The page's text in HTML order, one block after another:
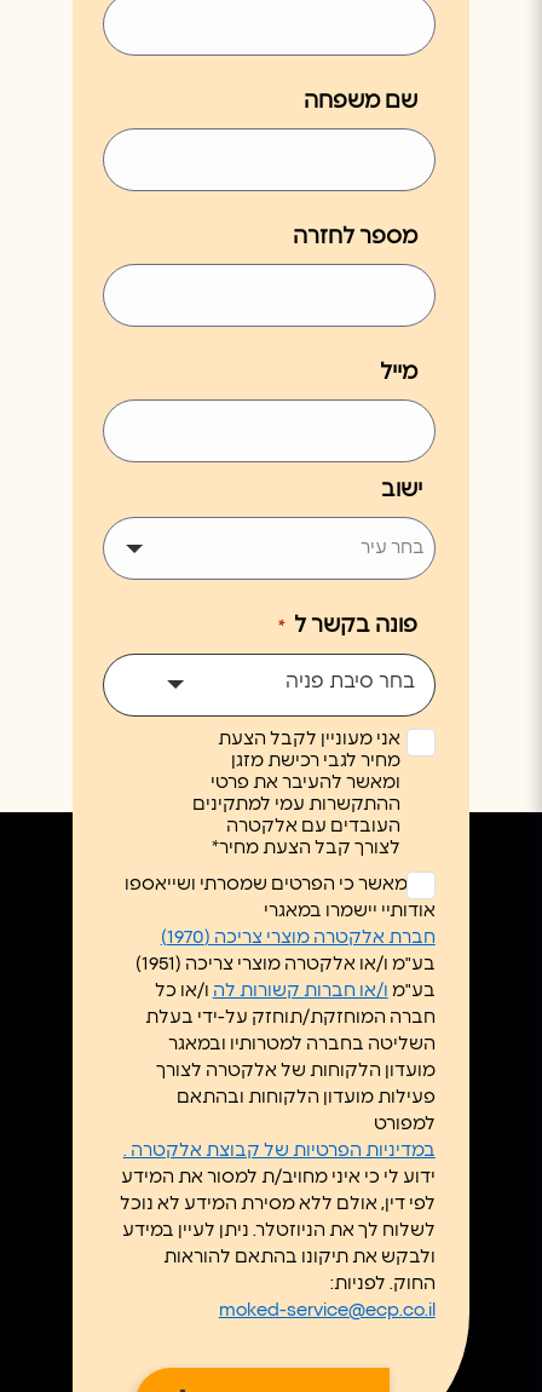
שם משפחה
מספר לחזרה
מייל
ישוב
פונה בקשר ל *
בחר סיבת פניה
אני מעוניין לקבל הצעת
מחיר לגבי רכישת מזגן
ומאשר להעיבר את פרטי
ההתקשרות עמי למתקינים
העובדים עם אלקטרה
לצורך קבל הצעת מחיר*
ללא
כותרת
*
אני מאשר כי הפרטים שמסרתי ושייאספו
אודותיי יישמרו במאגרי
חברת אלקטרה מוצרי צריכה (1970)
בע"מ ו/או אלקטרה מוצרי צריכה (1951)
בע"מ ו/או חברות קשורות לה ו/או כל
חברה המוחזקת/תוחזק על-ידי בעלת
השליטה בחברה למטרותיו ובמאגר
מועדון הלקוחות של אלקטרה לצורך
פעילות מועדון הלקוחות ובהתאם
למפורט
במדיניות הפרטיות של קבוצת אלקטרה .
ידוע לי כי איני מחויב/ת למסור את המידע
לפי דין, אולם ללא מסירת המידע לא נוכל
לשלוח לך את הניוזטלר. ניתן לעיין במידע
ולבקש את תיקונו בהתאם להוראות
החוק. לפניות:
moked-service@ecp.co.il